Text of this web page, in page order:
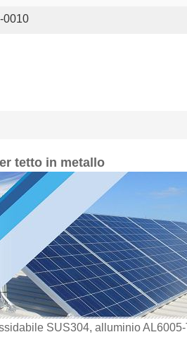
0010
tetto in metallo
SUS304, alluminio